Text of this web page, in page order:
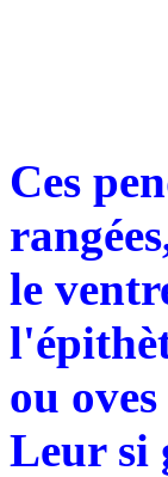
Ces
le
ou
Leur si